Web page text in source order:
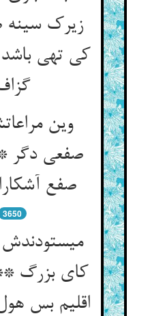
زیرک
کی تهی
وین
صفعی دگر
صفع
3650
می‏ستودندش
کای بزرگ
اقلیم بس